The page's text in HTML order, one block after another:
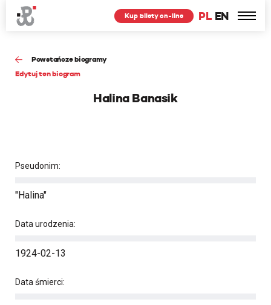
PL EN
Kup bilety on-line
Powstańcze biogramy
Edytuj ten biogram
Halina Banasik
Pseudonim:
"Halina"
Data urodzenia:
1924-02-13
Data śmierci: